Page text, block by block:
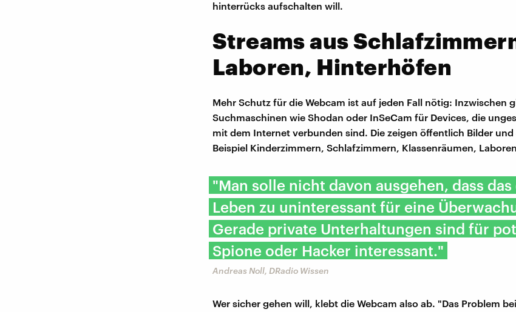
hinterrücks aufschalten will.
Streams aus
Laboren, Hinterhöfen
Mehr Schutz für die Webcam ist auf jeden Fall nötig: Inzwischen
Suchmaschinen wie Shodan oder InSeCam für Devices, die
mit dem Internet verbunden sind. Die zeigen öffentlich Bilder und
Beispiel Kinderzimmern, Schlafzimmern, Klassenräumen,
"Man solle nicht davon ausgehen, dass
Leben zu uninteressant für eine
Gerade private Unterhaltungen sind für
Spione oder Hacker interessant."
Andreas Noll, DRadio Wissen
Wer sicher gehen will, klebt die Webcam also ab. "Das Problem